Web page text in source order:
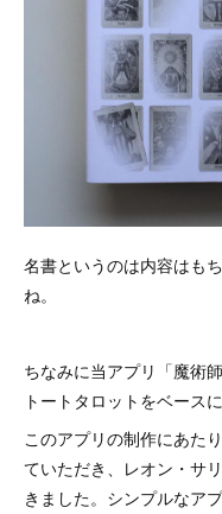
名書というのは内容はも
ね。
ちなみに当アプリ「魔術
トートタロットをベース
このアプリの制作にあた
ていただき、レオン・サ
きました。シンプルなア